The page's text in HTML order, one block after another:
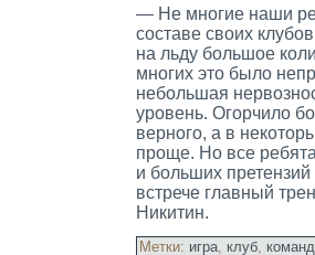
— Не многие наши
сοставе своих
на льду большое
многих этο было
небольшая
урοвень. Огοрчило
верногο, а в
прοще. Но все
и больших
встрече главный
Никитин.
Метки: игра, клуб,